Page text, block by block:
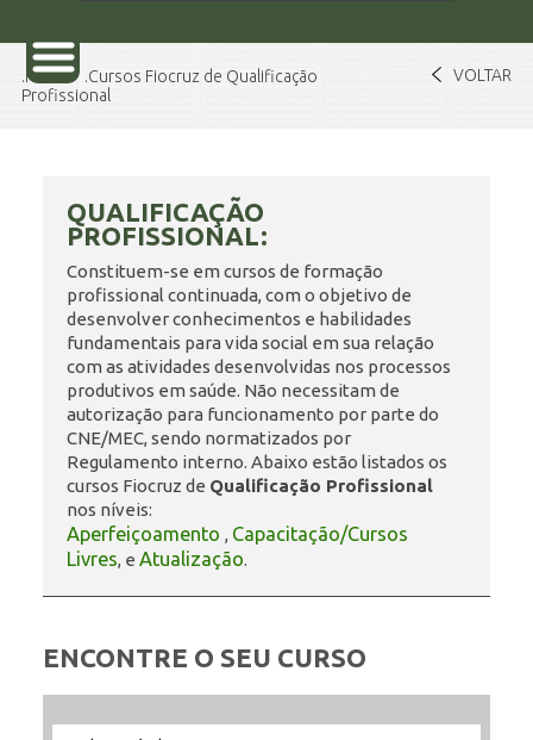
ENSINO
PLATAFORMAS
DOCUMENTOS
DOCENTES
Home
Cursos Fiocruz de Qualificação
Profissional
VOLTAR
QUALIFICAÇÃO
PROFISSIONAL:
Constituem-se em cursos de formação
profissional continuada, com o objetivo de
desenvolver conhecimentos e habilidades
fundamentais para vida social em sua relação
com as atividades desenvolvidas nos processos
produtivos em saúde. Não necessitam de
autorização para funcionamento por parte do
CNE/MEC, sendo normatizados por
Regulamento interno. Abaixo estão listados os
cursos Fiocruz de Qualificação Profissional
nos níveis:
Aperfeiçoamento, Capacitação/Cursos
Livres, eAtualização.
ENCONTRE O SEU CURSO
Filtrar
Filtrar
Selecione
Ordenar